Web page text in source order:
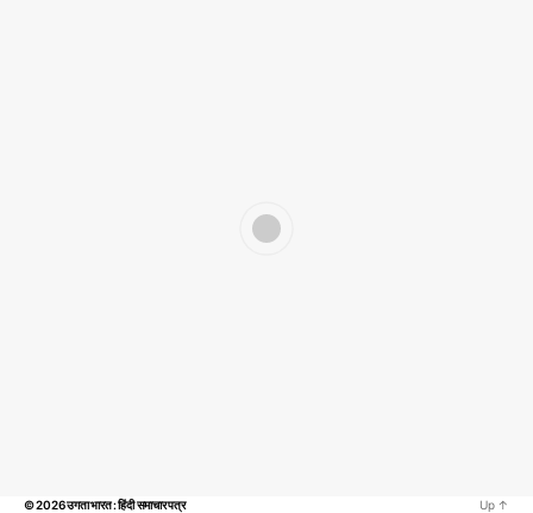
© 2026उगता भारत : हिंदी समाचार पत्र Up ↑